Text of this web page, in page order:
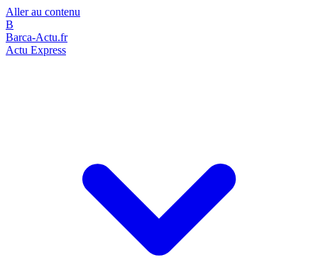
Aller au contenu
B
Barca-Actu.fr
Actu Express